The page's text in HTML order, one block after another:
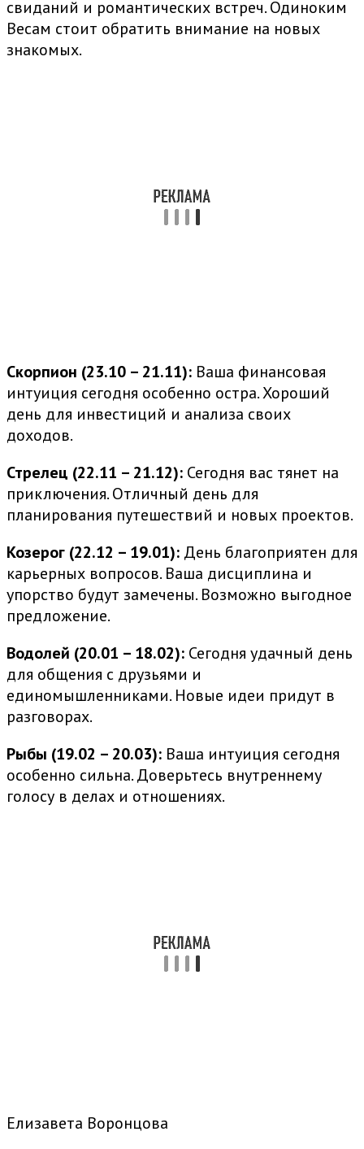
свиданий и романтических встреч. Одиноким
Весам стоит обратить внимание на новых
знакомых.
Скорпион (23.10 – 21.11): Ваша финансовая
интуиция сегодня особенно остра. Хороший
день для инвестиций и анализа своих
доходов.
Стрелец (22.11 – 21.12): Сегодня вас тянет на
приключения. Отличный день для
планирования путешествий и новых проектов.
Козерог (22.12 – 19.01): День благоприятен для
карьерных вопросов. Ваша дисциплина и
упорство будут замечены. Возможно выгодное
предложение.
Водолей (20.01 – 18.02): Сегодня удачный день
для общения с друзьями и
единомышленниками. Новые идеи придут в
разговорах.
Рыбы (19.02 – 20.03): Ваша интуиция сегодня
особенно сильна. Доверьтесь внутреннему
голосу в делах и отношениях.
Елизавета Воронцова